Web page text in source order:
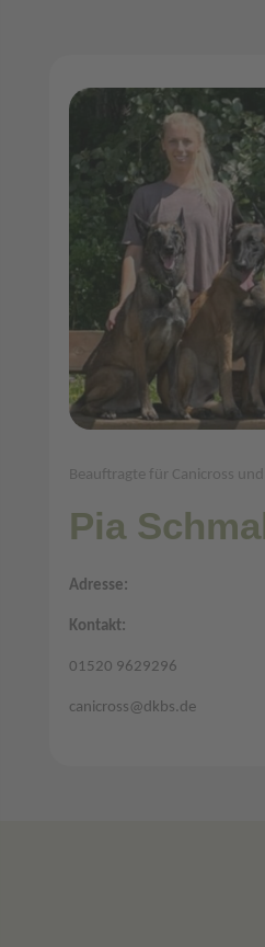
Beauftragte für Canicross
Pia
Adresse:
Kontakt:
01520 9629296
canicross@dkbs.de